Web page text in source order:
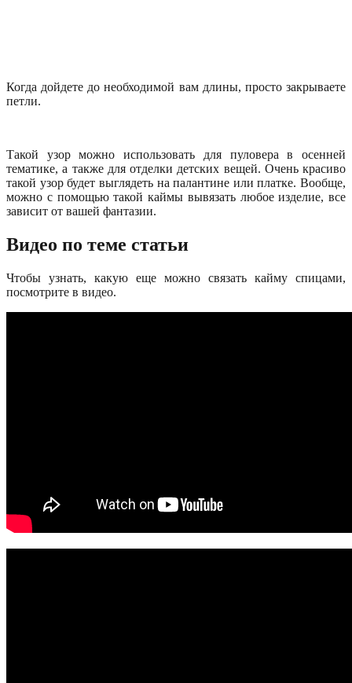
Когда дойдете до необходимой вам длины, просто закрываете
петли.
Такой узор можно использовать для пуловера в осенней
тематике, а также для отделки детских вещей. Очень красиво
такой узор будет выглядеть на палантине или платке. Вообще,
можно с помощью такой каймы вывязать любое изделие, все
зависит от вашей фантазии.
Видео по теме статьи
Чтобы узнать, какую еще можно связать кайму спицами,
посмотрите в видео.